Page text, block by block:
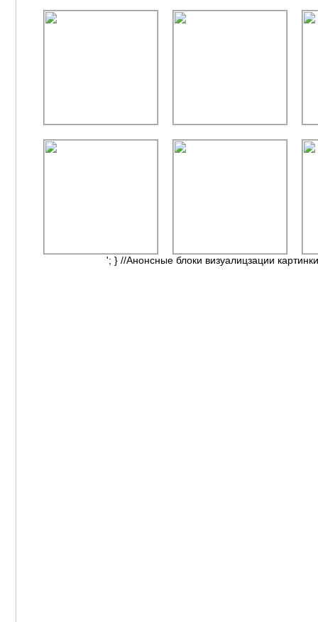
'; } //Анонсные блоки визуалицзации